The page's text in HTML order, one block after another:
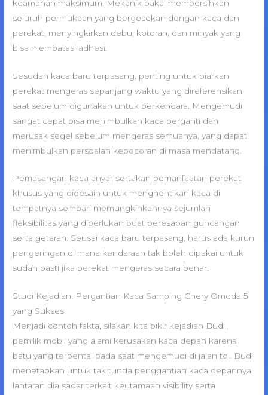
keamanan maksimum. Mekanik bakal membersihkan
seluruh permukaan yang bergesekan dengan kaca dan
perekat, menyingkirkan debu, kotoran, dan minyak yang
bisa membatasi adhesi.
Sesudah kaca baru terpasang, penting untuk biarkan
perekat mengeras sepanjang waktu yang direferensikan
saat sebelum digunakan untuk berkendara. Mengemudi
sangat cepat bisa menimbulkan kaca berganti dan
merusak segel sebelum mengeras semuanya, yang dapat
menimbulkan persoalan kebocoran di masa mendatang.
Pemasangan kaca anyar sertakan pemanfaatan perekat
khusus yang didesain untuk menghentikan kaca di
tempatnya sembari memungkinkannya sejumlah
fleksibilitas yang diperlukan buat peresapan guncangan
serta getaran. Seusai kaca baru terpasang, harus ada kurun
pengeringan di mana kendaraan tak boleh dipakai untuk
sudah pasti jika perekat mengeras secara benar.
Studi Kejadian: Pergantian Kaca Samping Chery Omoda 5
yang Sukses
Menjadi contoh fakta, silakan kita pikir kejadian Budi,
pemilik mobil yang alami kerusakan kaca depan karena
batu yang terpental pada saat mengemudi di jalan tol. Budi
menetapkan untuk tak tunda penggantian kaca depannya
lantaran dia sadar terkait keutamaan visibility serta